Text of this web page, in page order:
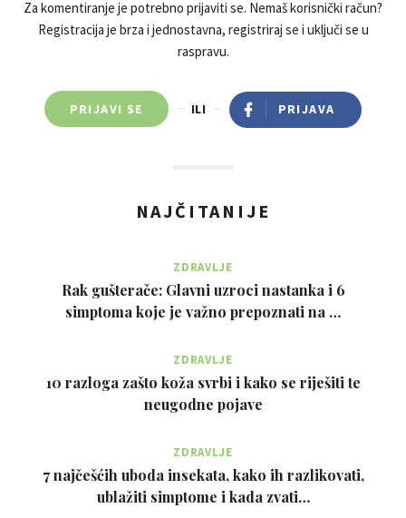
Za komentiranje je potrebno prijaviti se. Nemaš korisnički račun?
Registracija je brza i jednostavna, registriraj se i uključi se u
raspravu.
PRIJAVI SE ILI PRIJAVA
NAJČITANIJE
ZDRAVLJE
Rak gušterače: Glavni uzroci nastanka i 6
simptoma koje je važno prepoznati na …
ZDRAVLJE
10 razloga zašto koža svrbi i kako se riješiti te
neugodne pojave
ZDRAVLJE
7 najčešćih uboda insekata, kako ih razlikovati,
ublažiti simptome i kada zvati…